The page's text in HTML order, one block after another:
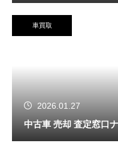
車買取
2026.01.27
中古車 売却 査定窓口